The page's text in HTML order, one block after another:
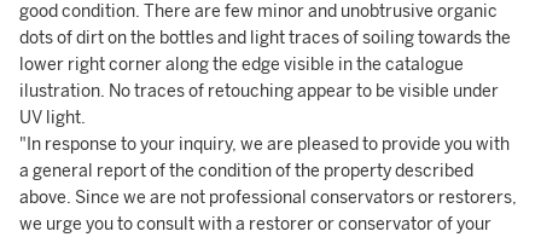
good condition. There are few minor and unobtrusive organic
dots of dirt on the bottles and light traces of soiling towards the
lower right corner along the edge visible in the catalogue
ilustration. No traces of retouching appear to be visible under
UV light.
"In response to your inquiry, we are pleased to provide you with
a general report of the condition of the property described
above. Since we are not professional conservators or restorers,
we urge you to consult with a restorer or conservator of your